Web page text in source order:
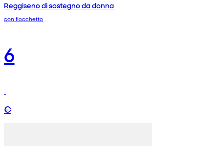
Reggiseno di sostegno da donna
con fiocchetto
6
€